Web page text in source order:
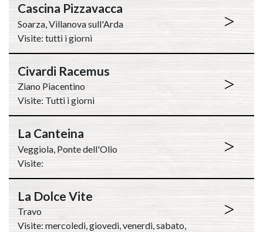
Cascina Pizzavacca
Soarza, Villanova sull'Arda
Visite: tutti i giorni
>
Civardi Racemus
Ziano Piacentino
Visite: Tutti i giorni
>
La Canteina
Veggiola, Ponte dell'Olio
Visite:
>
La Dolce Vite
Travo
Visite: mercoledi, giovedi, venerdi, sabato,
>